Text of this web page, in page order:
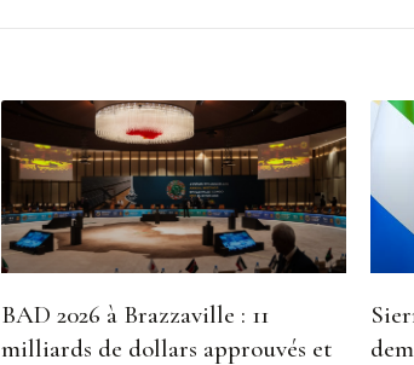
BAD 2026 à Brazzaville : 11
milliards de dollars approuvés et